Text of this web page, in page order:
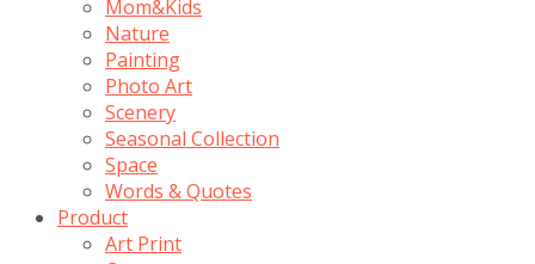
Mom&Kids
Nature
Painting
Photo Art
Scenery
Seasonal Collection
Space
Words & Quotes
Product
Art Print